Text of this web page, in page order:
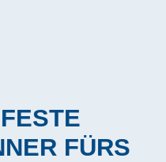
FÜRS